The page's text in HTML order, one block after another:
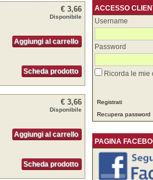
€ 3,66
Disponibile
Aggiungi al carrello
Scheda prodotto
€ 3,66
Disponibile
Aggiungi al carrello
Scheda prodotto
ACCESSO
Username
Password
Ricorda le mie
Registrati
Recupera password
PAGINA